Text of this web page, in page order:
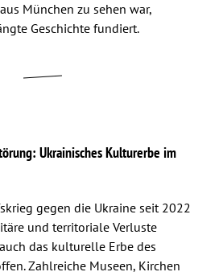
München zu sehen war,
Geschichte fundiert.
Ukrainisches Kulturerbe im
gegen die Ukraine seit 2022
und territoriale Verluste
das kulturelle Erbe des
Zahlreiche Museen, Kirchen